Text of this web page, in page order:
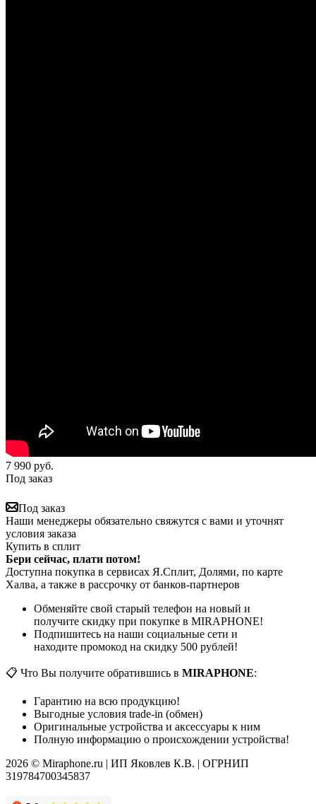
7 990 руб.
Под заказ
Под заказ
Наши менеджеры обязательно свяжутся с вами и уточнят
условия заказа
Купить в сплит
Бери сейчас, плати потом!
Доступна покупка в сервисах Я.Сплит, Долями, по карте
Халва, а также в рассрочку от банков-партнеров
Обменяйте свой старый телефон на новый и
получите скидку при покупке в MIRAPHONE!
Подпишитесь на наши социальные сети и
находите промокод на скидку 500 рублей!
📋 Что Вы получите обратившись в MIRAPHONE:
Гарантию на всю продукцию!
Выгодные условия trade-in (обмен)
Оригинальные устройства и аксессуары к ним
Полную информацию о происхождении устройства!
2026 © Miraphone.ru | ИП Яковлев К.В. | ОГРНИП
319784700345837